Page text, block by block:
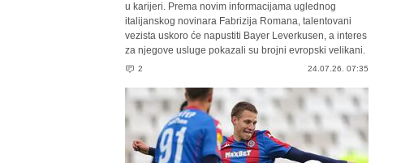
u karijeri. Prema novim informacijama uglednog
italijanskog novinara Fabrizija Romana, talentovani
vezista uskoro će napustiti Bayer Leverkusen, a interes
za njegove usluge pokazali su brojni evropski velikani.
2 24.07.26. 07:35